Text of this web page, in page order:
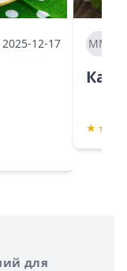
2025-12-17 ММ
★ ★
для